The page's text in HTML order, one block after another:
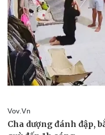
Pháp luật
Tin nóng